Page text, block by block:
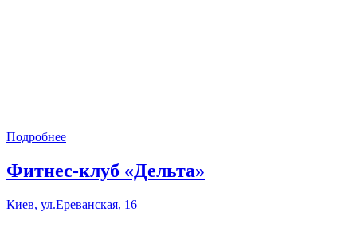
Подробнее
Фитнес-клуб «Дельта»
Киев, ул.Ереванская, 16